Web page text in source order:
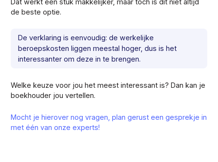
Dat werkt een stuk makkelijker, maar toch is dit niet altijd
de beste optie.
De verklaring is eenvoudig: de werkelijke
beroepskosten liggen meestal hoger, dus is het
interessanter om deze in te brengen.
Welke keuze voor jou het meest interessant is? Dan kan je
boekhouder jou vertellen.
Mocht je hierover nog vragen, plan gerust een gesprekje in
met één van onze experts!